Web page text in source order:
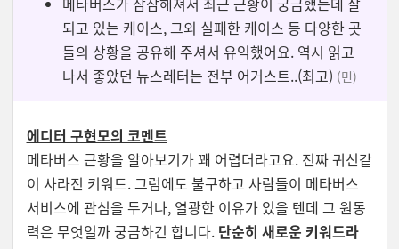
되고 있는 케이스, 그외 실패한 케이스 등 다양한 곳
들의 상황을 공유해 주셔서 유익했어요. 역시 읽고
나서 좋았던 뉴스레터는 전부 어거스트..(최고) (민)
에디터 구현모의 코멘트
메타버스 근황을 알아보기가 꽤 어렵더라고요. 진짜 귀신같
이 사라진 키워드.그럼에도 불구하고 사람들이 메타버스
서비스에 관심을 두거나, 열광한 이유가 있을 텐데 그 원동
력은 무엇일까 궁금하긴 합니다. 단순히 새로운 키워드라